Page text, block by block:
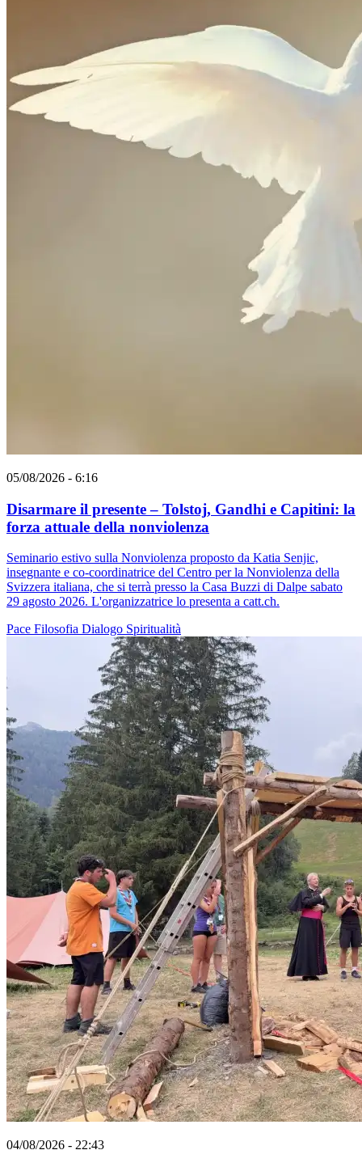
05/08/2026 - 6:16
Disarmare il presente – Tolstoj, Gandhi e Capitini: la
forza attuale della nonviolenza
Seminario estivo sulla Nonviolenza proposto da Katia Senjic,
insegnante e co-coordinatrice del Centro per la Nonviolenza della
Svizzera italiana, che si terrà presso la Casa Buzzi di Dalpe sabato
29 agosto 2026. L'organizzatrice lo presenta a catt.ch.
Pace Filosofia Dialogo Spiritualità
04/08/2026 - 22:43